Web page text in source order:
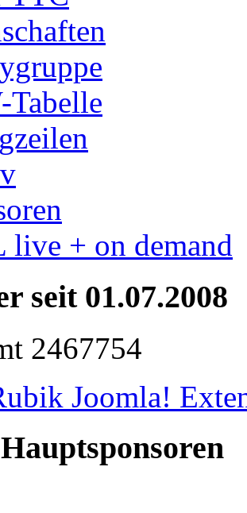
live + on demand
seit 01.07.2008
2467754
Joomla!